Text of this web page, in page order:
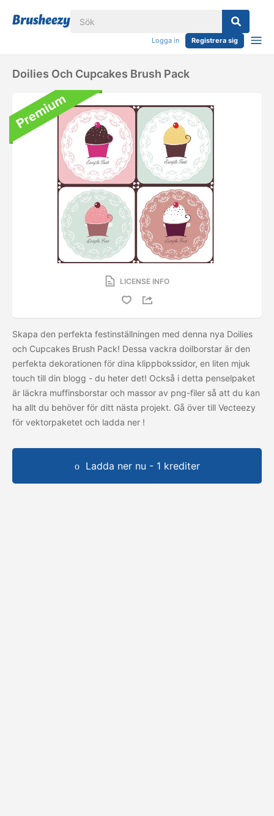
Logga in Registrera sig
Doilies Och Cupcakes Brush Pack
LICENSE INFO
Skapa den perfekta festinställningen med denna nya Doilies
och Cupcakes Brush Pack! Dessa vackra doilborstar är den
perfekta dekorationen för dina klippbokssidor, en liten mjuk
touch till din blogg - du heter det! Också i detta penselpaket
är läckra muffinsborstar och massor av png-filer så att du kan
ha allt du behöver för ditt nästa projekt. Gå över till Vecteezy
för vektorpaketet och ladda ner !
Ladda ner nu - 1 krediter